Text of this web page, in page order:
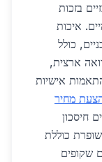
בזכות
איכות
כולל
ארצית,
אישיות
מחיר
חיסכון
כוללת
שקופים